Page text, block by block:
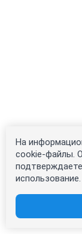
На
cookie-файлы.
использование.